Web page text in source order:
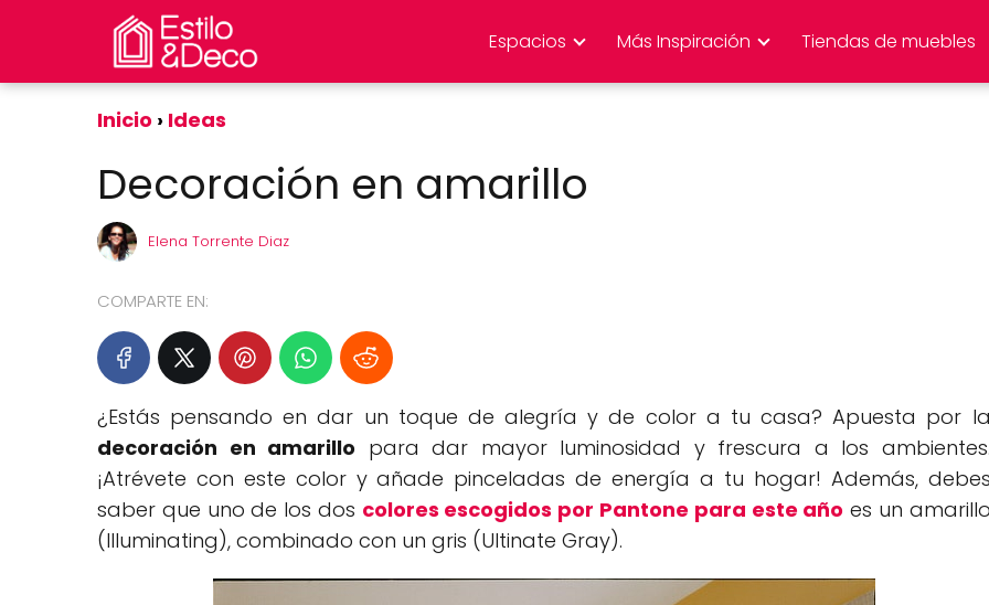
Espacios Más Inspiración Tiendas de muebles
Inicio Ideas
Decoración en amarillo
Elena Torrente Diaz
COMPARTE EN:
¿Estás pensando en dar un toque de alegría y de color a tu casa? Apuesta por la
decoración en amarillo para dar mayor luminosidad y frescura a los ambientes.
¡Atrévete con este color y añade pinceladas de energía a tu hogar! Además, debes
saber que uno de los dos colores escogidos por Pantone para este año es un amarillo
(Illuminating), combinado con un gris (Ultinate Gray).